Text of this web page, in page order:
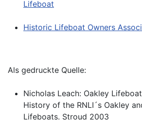
Lifeboat
Historic Lifeboat Owners
Als gedruckte Quelle:
Nicholas Leach: Oakley
History of the RNLI´s Oakley
Lifeboats. Stroud 2003